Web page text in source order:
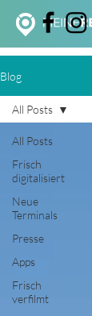
Blog
All Posts
Frisch
digitalisiert
Neue
Terminals
Presse
Apps
Frisch
verfilmt
All Posts